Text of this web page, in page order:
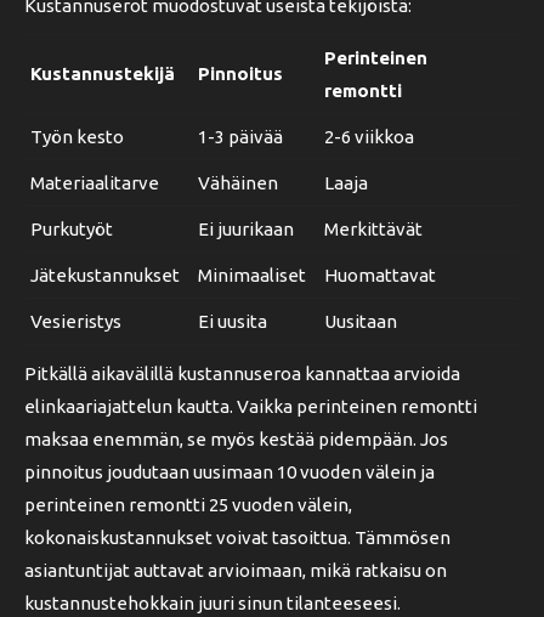
Kustannuserot muodostuvat useista tekijöistä:
Kustannustekijä Pinnoitus
Perinteinen
remontti
Työn kesto 1-3 päivää 2-6 viikkoa
Materiaalitarve Vähäinen Laaja
Purkutyöt Ei juurikaan Merkittävät
Jätekustannukset Minimaaliset Huomattavat
Vesieristys Ei uusita Uusitaan
Pitkällä aikavälillä kustannuseroa kannattaa arvioida
elinkaariajattelun kautta. Vaikka perinteinen remontti
maksaa enemmän, se myös kestää pidempään. Jos
pinnoitus joudutaan uusimaan 10 vuoden välein ja
perinteinen remontti 25 vuoden välein,
kokonaiskustannukset voivat tasoittua. Tämmösen
asiantuntijat auttavat arvioimaan, mikä ratkaisu on
kustannustehokkain juuri sinun tilanteeseesi.